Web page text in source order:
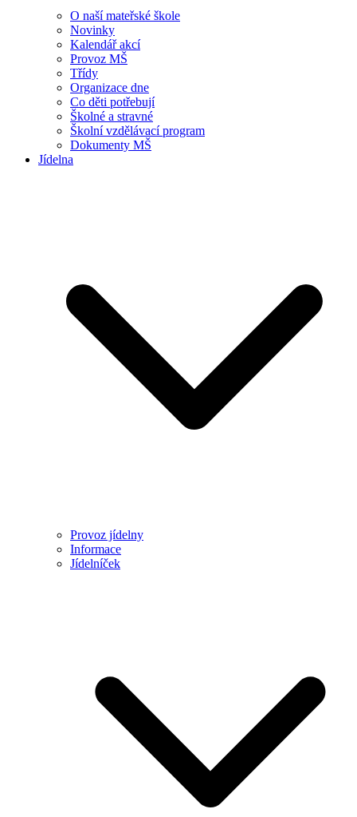
O naší mateřské škole
Novinky
Kalendář akcí
Provoz MŠ
Třídy
Organizace dne
Co děti potřebují
Školné a stravné
Školní vzdělávací program
Dokumenty MŠ
Jídelna
Provoz jídelny
Informace
Jídelníček